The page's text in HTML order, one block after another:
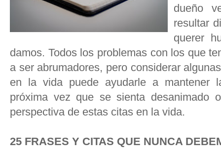
dueño
resultar
querer
damos. Todos los problemas con los que
a ser abrumadores, pero considerar
en la vida puede ayudarle a mantener
próxima vez que se sienta desanimado
perspectiva de estas citas en la vida.
25 FRASES Y CITAS QUE NUNCA